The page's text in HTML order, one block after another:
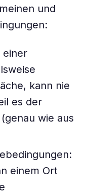
und
einer
kann nie
es der
wie aus
einem Ort